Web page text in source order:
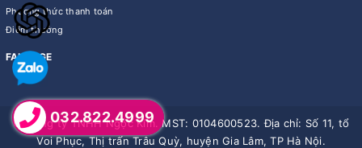
Phương thức thanh toán
Điểm thưởng
FANPAGE
© Công ty TNHH Ngọc Kim. MST: 0104600523. Địa chỉ: Số 11, tổ
Voi Phục, Thị trấn Trâu Quỳ, huyện Gia Lâm, TP Hà Nội.
032.822.4999